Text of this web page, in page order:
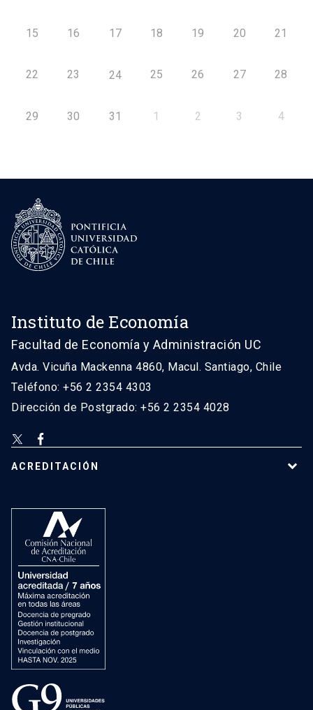
15 16 17 18 19 20 21
22 23 24 25 26 27 28
29 30 31 1 2 3 4
Instituto de Economía
Facultad de Economía y Administración UC
Avda. Vicuña Mackenna 4860, Macul. Santiago, Chile
Teléfono: +56 2 2354 4303
Dirección de Postgrado: +56 2 2354 4028
ACREDITACIÓN